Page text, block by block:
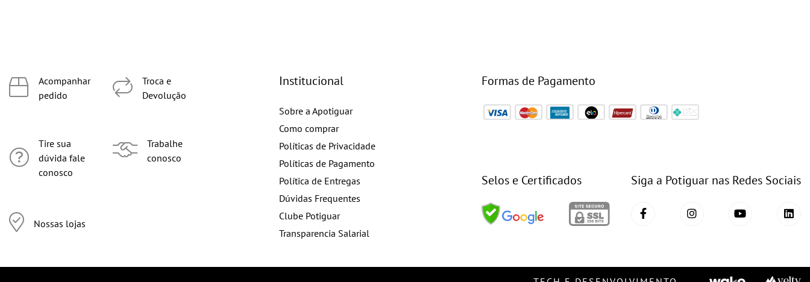
Acompanhar
pedido
Tire sua
dúvida fale
conosco
Nossas lojas
Troca e
Devolução
Trabalhe
conosco
Institucional
Sobre a Apotiguar
Como comprar
Políticas de Privacidade
Políticas de Pagamento
Política de Entregas
Dúvidas Frequentes
Clube Potiguar
Transparencia Salarial
Formas de Pagamento
Selos e Certificados Siga a Potiguar nas Redes Sociais